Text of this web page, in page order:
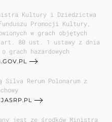
Kultury i Dziedzictwa
Promocji Kultury,
w grach objętych
art. 80 ust. 1 ustawy z dnia
grach hazardowych
Silva Rerum Polonarum z
jest ze środków Ministra